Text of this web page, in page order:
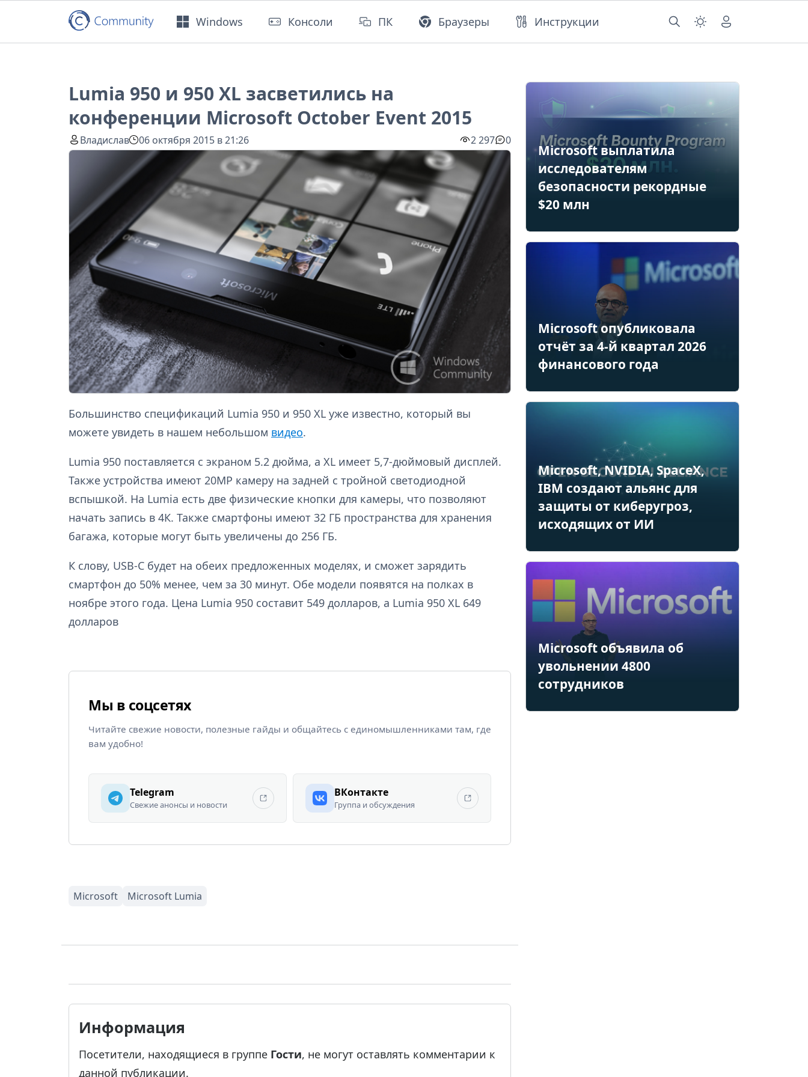
Windows Консоли ПК Браузеры Инструкции
Lumia 950 и 950 XL засветились на
конференции Microsoft October Event 2015
Владислав 06 октября 2015 в 21:26 2 297 0
Большинство спецификаций Lumia 950 и 950 XL уже известно, который вы
можете увидеть в нашем небольшом видео.
Lumia 950 поставляется с экраном 5.2 дюйма, а XL имеет 5,7-дюймовый дисплей.
Также устройства имеют 20MP камеру на задней с тройной светодиодной
вспышкой. На Lumia есть две физические кнопки для камеры, что позволяют
начать запись в 4К. Также смартфоны имеют 32 ГБ пространства для хранения
багажа, которые могут быть увеличены до 256 ГБ.
К слову, USB-C будет на обеих предложенных моделях, и сможет зарядить
смартфон до 50% менее, чем за 30 минут. Обе модели появятся на полках в
ноябре этого года. Цена Lumia 950 составит 549 долларов, а Lumia 950 XL 649
долларов
Мы в соцсетях
Читайте свежие новости, полезные гайды и общайтесь с единомышленниками там, где
вам удобно!
Telegram
Свежие анонсы и новости
ВКонтакте
Группа и обсуждения
Информация
Посетители, находящиеся в группе Гости, не могут оставлять комментарии к
данной публикации.
Microsoft выплатила
исследователям
безопасности рекордные
$20 млн
Microsoft опубликовала
отчёт за 4-й квартал 2026
финансового года
Microsoft, NVIDIA, SpaceX,
IBM создают альянс для
защиты от киберугроз,
исходящих от ИИ
Microsoft объявила об
увольнении 4800
сотрудников